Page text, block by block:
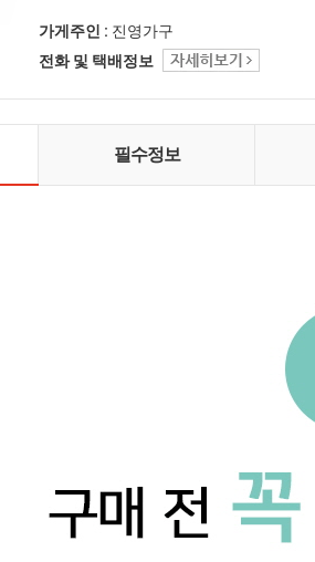
가게주인 : 진영가구
전화 및 택배정보
필수정보